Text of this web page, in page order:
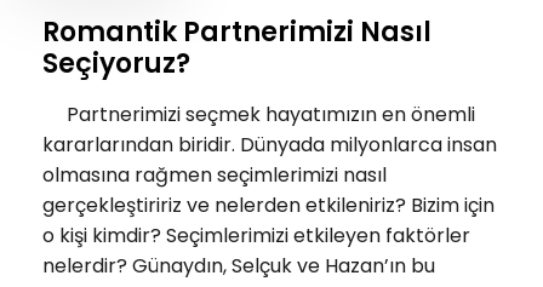
Romantik Partnerimizi Nasıl
Seçiyoruz?
Partnerimizi seçmek hayatımızın en önemli
kararlarından biridir. Dünyada milyonlarca insan
olmasına rağmen seçimlerimizi nasıl
gerçekleştiririz ve nelerden etkileniriz? Bizim için
o kişi kimdir? Seçimlerimizi etkileyen faktörler
nelerdir? Günaydın, Selçuk ve Hazan’ın bu